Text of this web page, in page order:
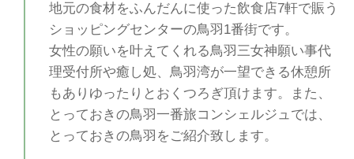
地元の食材をふんだんに使った飲食店7軒で賑う
ショッピングセンターの鳥羽1番街です。
女性の願いを叶えてくれる鳥羽三女神願い事代
理受付所や癒し処、鳥羽湾が一望できる休憩所
もありゆったりとおくつろぎ頂けます。また、
とっておきの鳥羽一番旅コンシェルジュでは、
とっておきの鳥羽をご紹介致します。